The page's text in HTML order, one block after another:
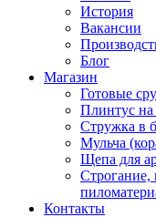
История
Вакансии
Блог
Магазин
Готовые
Плинтус на
Стружка в
Мульча
Щепа для
Строгание,
Контакты